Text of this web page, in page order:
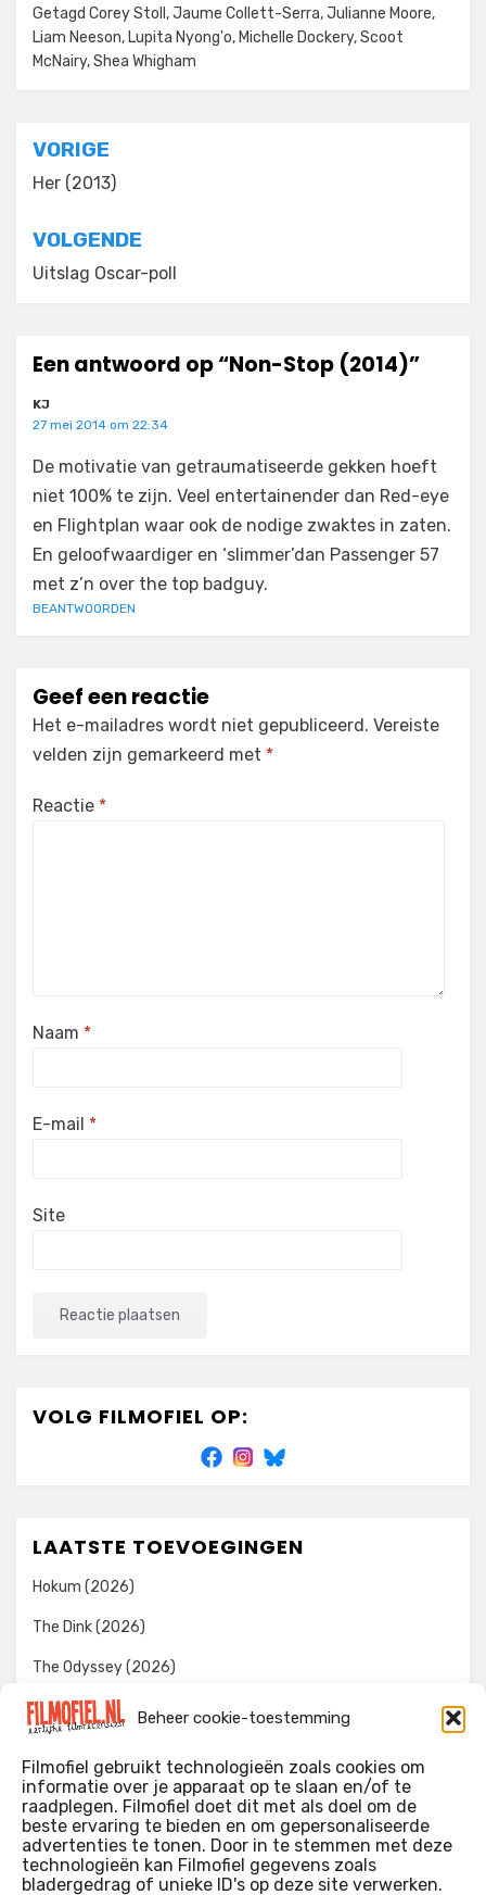
Beheer cookie-toestemming
Filmofiel gebruikt technologieën zoals cookies om
informatie over je apparaat op te slaan en/of te
raadplegen. Filmofiel doet dit met als doel om de
beste ervaring te bieden en om gepersonaliseerde
advertenties te tonen. Door in te stemmen met deze
technologieën kan Filmofiel gegevens zoals
bladergedrag of unieke ID's op deze site verwerken.
Getagd Corey Stoll ,Jaume Collett-Serra,Julianne Moore,
Liam Neeson, Lupita Nyong'o, Michelle Dockery,Scoot
McNairy,Shea Whigham
Bericht
navigatie
VORIGE
Her (2013)
VOLGENDE
Uitslag Oscar-poll
Een antwoord op “Non-Stop (2014)”
KJ
27 mei 2014 om 22:34
De motivatie van getraumatiseerde gekken hoeft
niet 100% te zijn. Veel entertainender dan Red-eye
en Flightplan waar ook de nodige zwaktes in zaten.
En geloofwaardiger en ‘slimmer’dan Passenger 57
met z’n over the top badguy.
BEANTWOORDEN
Geef een reactie
Het e-mailadres wordt niet gepubliceerd. Vereiste
velden zijn gemarkeerd met *
Reactie *
Naam *
E-mail *
Site
VOLG FILMOFIEL OP:
LAATSTE TOEVOEGINGEN
Hokum (2026)
The Dink (2026)
The Odyssey (2026)
Evil Dead Burn (2026)
WIE IK BEN…?
Ik ben ooit begonnen met m’n recensies omdat ik zoveel